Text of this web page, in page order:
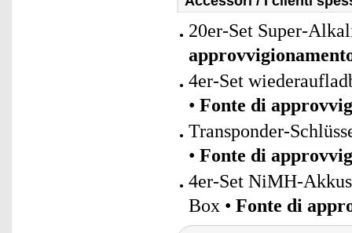
20er-Set Super-
4er-Set
• Fonte di
Transponder-
• Fonte di
4er-Set NiMH-
Box • Fonte di